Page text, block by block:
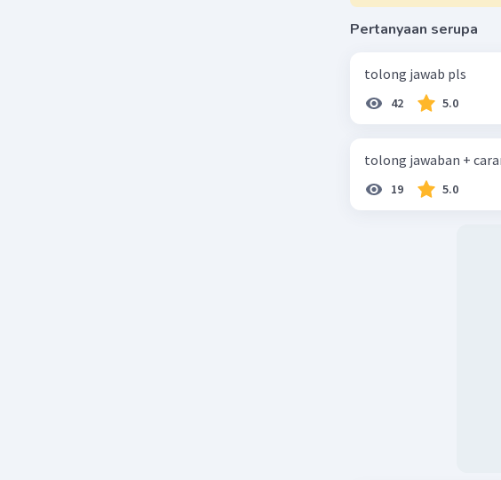
Pertanyaan serupa
tolong jawab pls
42 5.0
tolong jawaban +
19 5.0